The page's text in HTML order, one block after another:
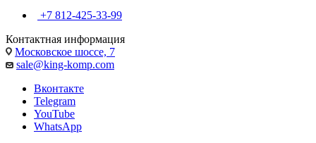
+7 812-425-33-99
Контактная информация
Московское шоссе, 7
sale@king-komp.com
Вконтакте
Telegram
YouTube
WhatsApp